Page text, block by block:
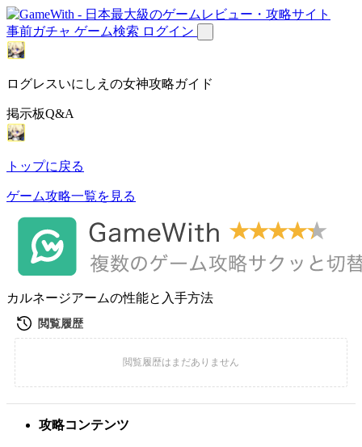
事前ガチャ ゲーム検索 ログイン
ログレスいにしえの女神攻略ガイド
掲示板Q&A
トップに戻る
ゲーム攻略一覧を見る
カルネージアームの性能と入手方法
攻略コンテンツ